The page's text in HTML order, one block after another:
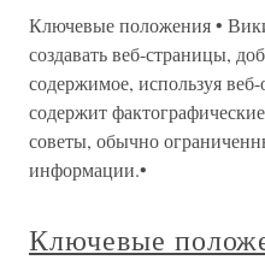
Ключевые положения •
создавать веб-страницы,
содержимое, используя
содержит
советы, обычно
информации.•
Ключевые